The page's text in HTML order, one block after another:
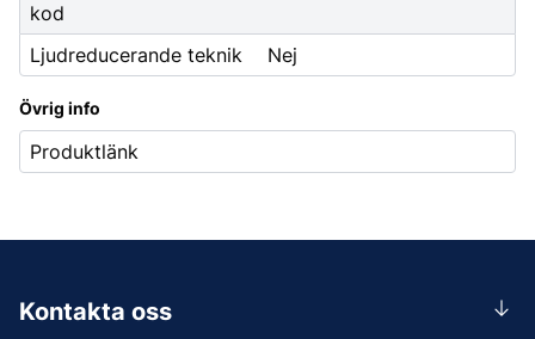
kod
Ljudreducerande teknik
Nej
Övrig info
Produktlänk
Kontakta oss